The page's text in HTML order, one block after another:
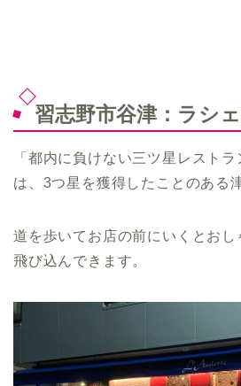
習志野市谷津：ラシ
「都内に負けない三ツ星レスト
は、3つ星を獲得したことのある
道を歩いてお店の前にいくとおし
飛び込んできます。